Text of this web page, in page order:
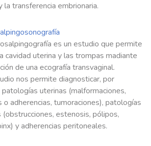
la transferencia embrionaria.
es un estudio que permite
cavidad uterina y las trompas madiante
de una ecografía transvaginal.
nos permite diagnosticar, por
uterinas (malformaciones,
o adherencias, tumoraciones), patologías
(obstrucciones, estenosis, pólipos,
y adherencias peritoneales.